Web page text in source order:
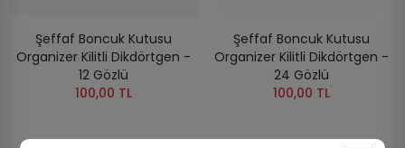
Şeffaf Boncuk Kutusu
Organizer Kilitli Dikdörtgen -
12 Gözlü
100,00 TL
Şeffaf Boncuk Kutusu
Organizer Kilitli Dikdörtgen -
24 Gözlü
100,00 TL